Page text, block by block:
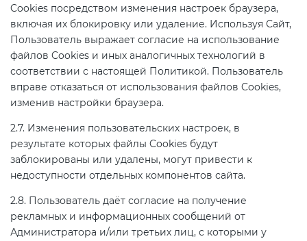
Cookies посредством изменения настроек браузера,
включая их блокировку или удаление. Используя Сайт,
Пользователь выражает согласие на использование
файлов Cookies и иных аналогичных технологий в
соответствии с настоящей Политикой. Пользователь
вправе отказаться от использования файлов Cookies,
изменив настройки браузера.
2.7. Изменения пользовательских настроек, в
результате которых файлы Cookies будут
заблокированы или удалены, могут привести к
недоступности отдельных компонентов сайта.
2.8. Пользователь даёт согласие на получение
рекламных и информационных сообщений от
Администратора и/или третьих лиц, с которыми у
Декларирование алкогольной
продукции (ТР ЕАЭС 047)
Декларирование
электромагнитной
совместимости (ТР ТС 020)
Сертификация детских товаров
(ТР ТС 007)
Сертификация товаров легкой
промышленности (ТР ТС 017)